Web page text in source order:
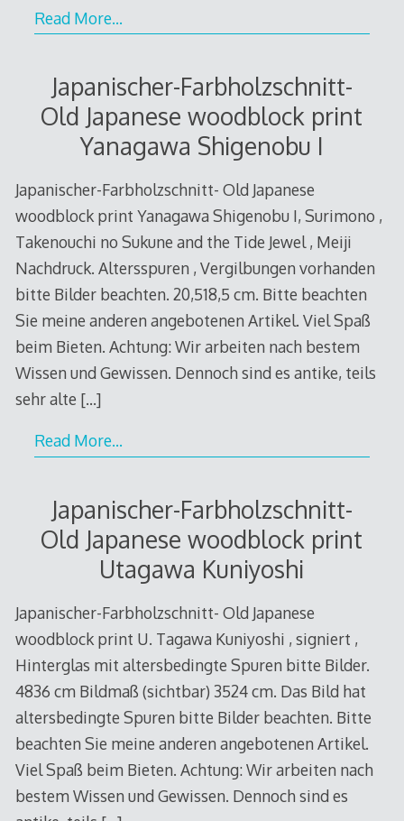
Read More…
Japanischer-Farbholzschnitt-
Old Japanese woodblock print
Yanagawa Shigenobu I
Japanischer-Farbholzschnitt- Old Japanese
woodblock print Yanagawa Shigenobu I, Surimono ,
Takenouchi no Sukune and the Tide Jewel , Meiji
Nachdruck. Altersspuren , Vergilbungen vorhanden
bitte Bilder beachten. 20,518,5 cm. Bitte beachten
Sie meine anderen angebotenen Artikel. Viel Spaß
beim Bieten. Achtung: Wir arbeiten nach bestem
Wissen und Gewissen. Dennoch sind es antike, teils
sehr alte […]
Read More…
Japanischer-Farbholzschnitt-
Old Japanese woodblock print
Utagawa Kuniyoshi
Japanischer-Farbholzschnitt- Old Japanese
woodblock print U. Tagawa Kuniyoshi , signiert ,
Hinterglas mit altersbedingte Spuren bitte Bilder.
4836 cm Bildmaß (sichtbar) 3524 cm. Das Bild hat
altersbedingte Spuren bitte Bilder beachten. Bitte
beachten Sie meine anderen angebotenen Artikel.
Viel Spaß beim Bieten. Achtung: Wir arbeiten nach
bestem Wissen und Gewissen. Dennoch sind es